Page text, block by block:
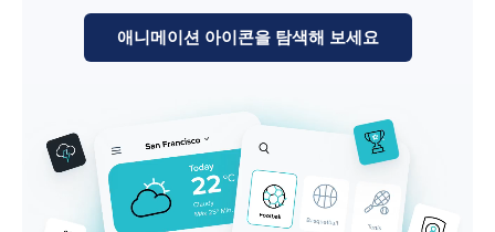
애니메이션 아이콘을 탐색해 보세요